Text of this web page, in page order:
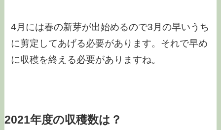
4月には春の新芽が出始めるので3月の早いうち
に剪定してあげる必要があります。それで早め
に収穫を終える必要がありますね。
2021年度の収穫数は？